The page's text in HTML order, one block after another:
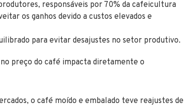
responsáveis por 70% da cafeicultura
os ganhos devido a custos elevados e
para evitar desajustes no setor produtivo.
preço do café impacta diretamente o
o café moído e embalado teve reajustes de